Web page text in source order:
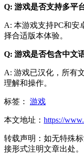
Q: 游戏是否支持多平
A: 本游戏支持PC和安
择合适版本体验。
Q: 游戏是否包含中文
A: 游戏已汉化，所有
理解和操作。
标签： 游戏
本文地址： https://
转载声明： 如无特殊
接形式注明文章出处。